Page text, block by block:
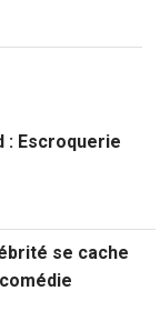
: Escroquerie
se cache